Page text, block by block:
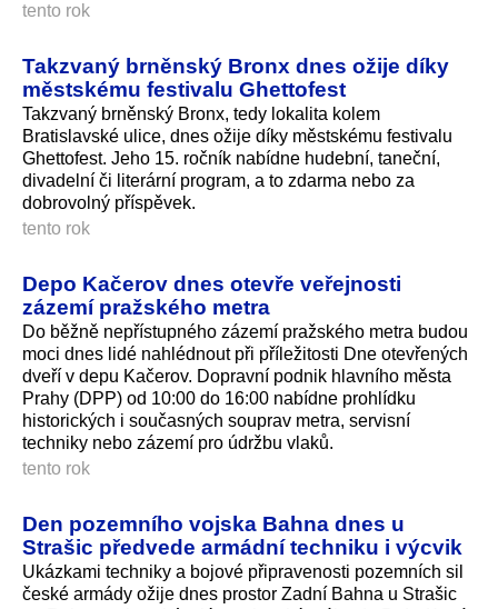
tento rok
Takzvaný brněnský Bronx dnes ožije díky
městskému festivalu Ghettofest
Takzvaný brněnský Bronx, tedy lokalita kolem
Bratislavské ulice, dnes ožije díky městskému festivalu
Ghettofest. Jeho 15. ročník nabídne hudební, taneční,
divadelní či literární program, a to zdarma nebo za
dobrovolný příspěvek.
tento rok
Depo Kačerov dnes otevře veřejnosti
zázemí pražského metra
Do běžně nepřístupného zázemí pražského metra budou
moci dnes lidé nahlédnout při příležitosti Dne otevřených
dveří v depu Kačerov. Dopravní podnik hlavního města
Prahy (DPP) od 10:00 do 16:00 nabídne prohlídku
historických i současných souprav metra, servisní
techniky nebo zázemí pro údržbu vlaků.
tento rok
Den pozemního vojska Bahna dnes u
Strašic předvede armádní techniku i výcvik
Ukázkami techniky a bojové připravenosti pozemních sil
české armády ožije dnes prostor Zadní Bahna u Strašic